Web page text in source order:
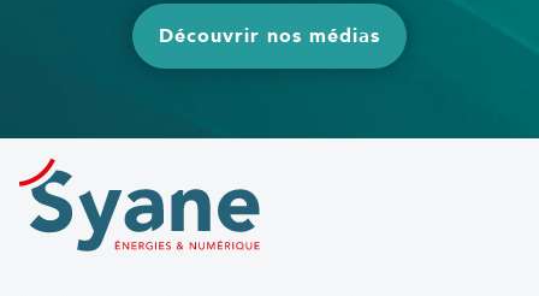
Découvrir nos médias